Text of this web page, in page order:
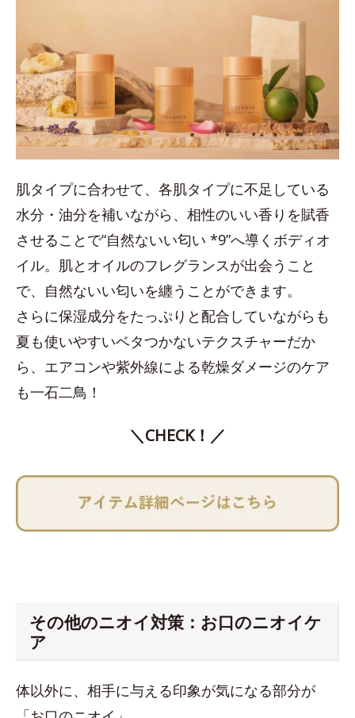
肌タイプに合わせて、各肌タイプに不足している
水分・油分を補いながら、相性のいい香りを賦香
させることで“自然ないい匂い *9”へ導くボディオ
イル。肌とオイルのフレグランスが出会うこと
で、自然ないい匂いを纏うことができます。
さらに保湿成分をたっぷりと配合していながらも
夏も使いやすいベタつかないテクスチャーだか
ら、エアコンや紫外線による乾燥ダメージのケア
も一石二鳥！
＼CHECK！／
その他のニオイ対策：お口のニオイケ
ア
体以外に、相手に与える印象が気になる部分が